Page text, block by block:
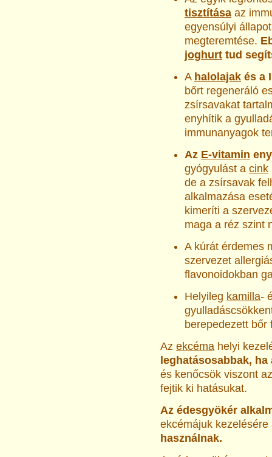
tisztítása az
egyensúlyi
megteremtése.
joghurt tud
A halolajak és a
bőrt regeneráló
zsírsavakat
enyhítik a
immunanyagok
Az E-vitamin
gyógyulást a cink
de a zsírsavak
alkalmazása
kimeríti a
maga a réz szint
A kúrát érdemes
szervezet
flavonoidokban
Helyileg kamilla-
berepedezett bőr
Az ekcéma helyi
leghatásosabbak,
és kenőcsök viszont
fejtik ki hatásu­kat.
Az édesgyökér
ekcémájuk kezelésére
használnak.